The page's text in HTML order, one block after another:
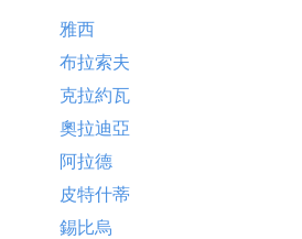
雅西
布拉索夫
克拉約瓦
奧拉迪亞
阿拉德
皮特什蒂
錫比烏